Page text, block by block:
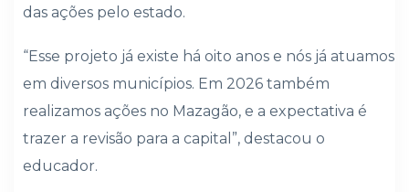
das ações pelo estado.
“Esse projeto já existe há oito anos e nós já atuamos
em diversos municípios. Em 2026 também
realizamos ações no Mazagão, e a expectativa é
trazer a revisão para a capital”, destacou o
educador.